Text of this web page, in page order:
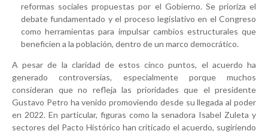
reformas sociales propuestas por el Gobierno. Se prioriza el
debate fundamentado y el proceso legislativo en el Congreso
como herramientas para impulsar cambios estructurales que
beneficien a la población, dentro de un marco democrático.
A pesar de la claridad de estos cinco puntos, el acuerdo ha
generado controversias, especialmente porque muchos
consideran que no refleja las prioridades que el presidente
Gustavo Petro ha venido promoviendo desde su llegada al poder
en 2022. En particular, figuras como la senadora Isabel Zuleta y
sectores del Pacto Histórico han criticado el acuerdo, sugiriendo